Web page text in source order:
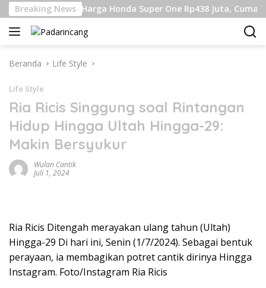
Langsung
ke
konten
Breaking NewsHarga Honda Super One Rp438 Juta, Cuma 100
Beranda Life Style
Life Style
Ria Ricis Singgung soal Rintangan
Hidup Hingga Ultah Hingga-29:
Makin Bersyukur
Wulan Cantik
Juli 1, 2024
Ria Ricis Ditengah merayakan ulang tahun (Ultah)
Hingga-29 Di hari ini, Senin (1/7/2024). Sebagai bentuk
perayaan, ia membagikan potret cantik dirinya Hingga
Instagram. Foto/Instagram Ria Ricis